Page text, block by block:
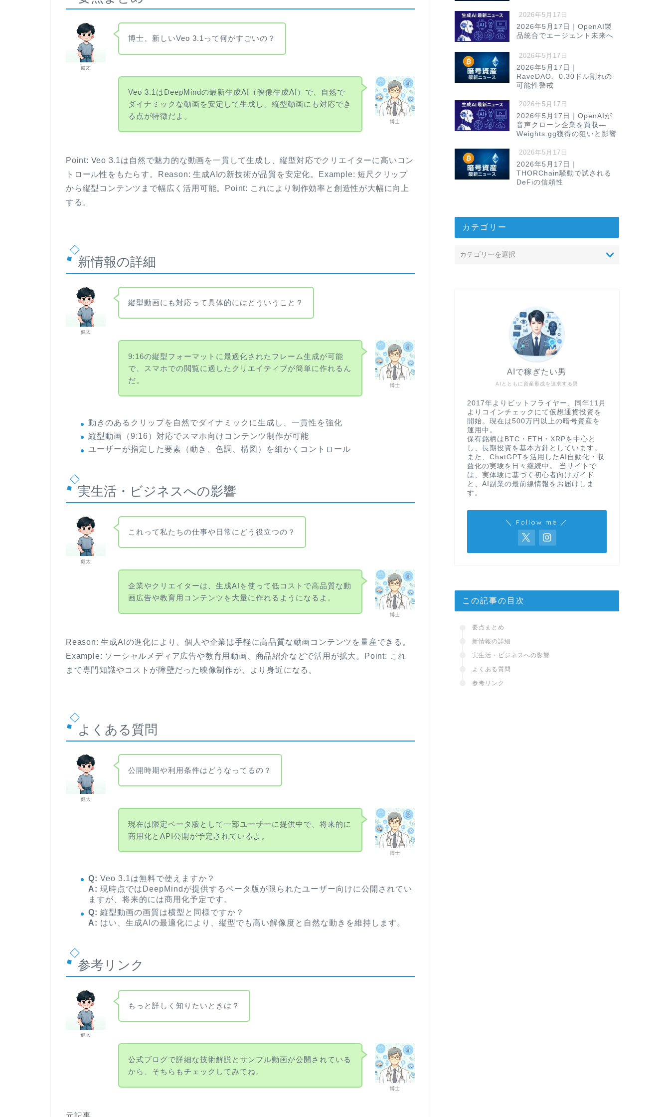
健太
博士、新しいVeo 3.1って何がすごいの？
博士
Veo 3.1はDeepMindの最新生成AI（映像生成AI）で、自然で
ダイナミックな動画を安定して生成し、縦型動画にも対応でき
る点が特徴だよ。
Point: Veo 3.1は自然で魅力的な動画を一貫して生成し、縦型対応でクリエイターに高いコン
トロール性をもたらす。Reason: 生成AIの新技術が品質を安定化。Example: 短尺クリップ
から縦型コンテンツまで幅広く活用可能。Point: これにより制作効率と創造性が大幅に向上
する。
新情報の詳細
健太
縦型動画にも対応って具体的にはどういうこと？
博士
9:16の縦型フォーマットに最適化されたフレーム生成が可能
で、スマホでの閲覧に適したクリエイティブが簡単に作れるん
だ。
動きのあるクリップを自然でダイナミックに生成し、一貫性を強化
縦型動画（9:16）対応でスマホ向けコンテンツ制作が可能
ユーザーが指定した要素（動き、色調、構図）を細かくコントロール
実生活・ビジネスへの影響
健太
これって私たちの仕事や日常にどう役立つの？
博士
企業やクリエイターは、生成AIを使って低コストで高品質な動
画広告や教育用コンテンツを大量に作れるようになるよ。
Reason: 生成AIの進化により、個人や企業は手軽に高品質な動画コンテンツを量産できる。
Example: ソーシャルメディア広告や教育用動画、商品紹介などで活用が拡大。Point: これ
まで専門知識やコストが障壁だった映像制作が、より身近になる。
よくある質問
健太
公開時期や利用条件はどうなってるの？
博士
現在は限定ベータ版として一部ユーザーに提供中で、将来的に
商用化とAPI公開が予定されているよ。
Q: Veo 3.1は無料で使えますか？
A: 現時点ではDeepMindが提供するベータ版が限られたユーザー向けに公開されてい
ますが、将来的には商用化予定です。
Q: 縦型動画の画質は横型と同様ですか？
A: はい、生成AIの最適化により、縦型でも高い解像度と自然な動きを維持します。
参考リンク
健太
もっと詳しく知りたいときは？
博士
公式ブログで詳細な技術解説とサンプル動画が公開されている
から、そちらもチェックしてみてね。
2026年5月17日
2026年5月17日｜OpenAI製
品統合でエージェント未来へ
2026年5月17日
2026年5月17日｜
RaveDAO、0.30ドル割れの
可能性警戒
2026年5月17日
2026年5月17日｜OpenAIが
音声クローン企業を買収—
Weights.gg獲得の狙いと影響
2026年5月17日
2026年5月17日｜
THORChain騒動で試される
DeFiの信頼性
カテゴリー
AIとともに資産形成を追求する男
AIで稼ぎたい男
2017年よりビットフライヤー、同年11月
よりコインチェックにて仮想通貨投資を
開始。現在は500万円以上の暗号資産を
運用中。
保有銘柄はBTC・ETH・XRPを中心と
し、長期投資を基本方針としています。
また、ChatGPTを活用したAI自動化・収
益化の実験を日々継続中。 当サイトで
は、実体験に基づく初心者向けガイド
と、AI副業の最前線情報をお届けしま
す。
＼ Follow me ／
この記事の目次
要点まとめ
新情報の詳細
実生活・ビジネスへの影響
よくある質問
参考リンク